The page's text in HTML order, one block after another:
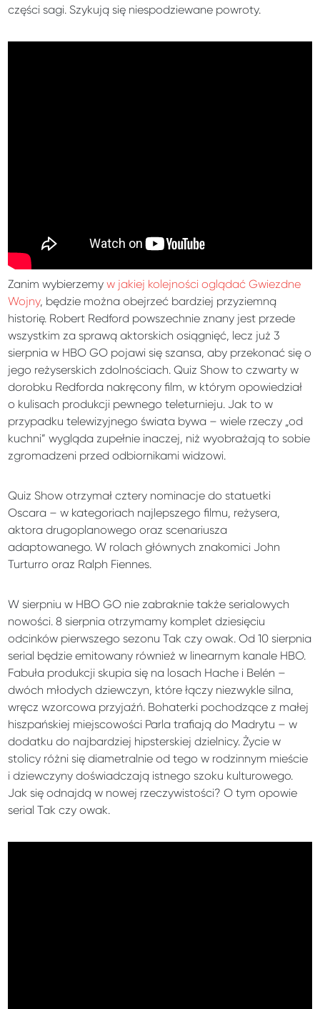
części sagi. Szykują się niespodziewane powroty.
Zanim wybierzemyw jakiej kolejności oglądać Gwiezdne
Wojny, będzie można obejrzeć bardziej przyziemną
historię. Robert Redford powszechnie znany jest przede
wszystkim za sprawą aktorskich osiągnięć, lecz już 3
sierpnia w HBO GO pojawi się szansa, aby przekonać się o
jego reżyserskich zdolnościach. Quiz Show to czwarty w
dorobku Redforda nakręcony film, w którym opowiedział
o kulisach produkcji pewnego teleturnieju. Jak to w
przypadku telewizyjnego świata bywa – wiele rzeczy „od
kuchni” wygląda zupełnie inaczej, niż wyobrażają to sobie
zgromadzeni przed odbiornikami widzowi.
Quiz Show otrzymał cztery nominacje do statuetki
Oscara – w kategoriach najlepszego filmu, reżysera,
aktora drugoplanowego oraz scenariusza
adaptowanego. W rolach głównych znakomici John
Turturro oraz Ralph Fiennes.
W sierpniu w HBO GO nie zabraknie także serialowych
nowości. 8 sierpnia otrzymamy komplet dziesięciu
odcinków pierwszego sezonu Tak czy owak. Od 10 sierpnia
serial będzie emitowany również w linearnym kanale HBO.
Fabuła produkcji skupia się na losach Hache i Belén –
dwóch młodych dziewczyn, które łączy niezwykle silna,
wręcz wzorcowa przyjaźń. Bohaterki pochodzące z małej
hiszpańskiej miejscowości Parla trafiają do Madrytu – w
dodatku do najbardziej hipsterskiej dzielnicy. Życie w
stolicy różni się diametralnie od tego w rodzinnym mieście
i dziewczyny doświadczają istnego szoku kulturowego.
Jak się odnajdą w nowej rzeczywistości? O tym opowie
serial Tak czy owak.